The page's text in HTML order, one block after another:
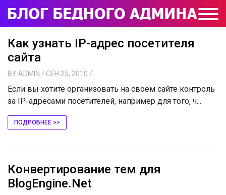
Как узнать IP-адрес посетителя
сайта
BY ADMIN / СЕН 25, 2010 /
Если вы хотите организовать на своем сайте контроль
за IP-адресами посетителей, например для того, ч...
ПОДРОБНЕЕ >>
Конвертирование тем для
BlogEngine.Net